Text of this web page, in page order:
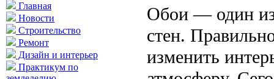
Главная
Новости
Строительство
Ремонт
Дизайн и интерьер
Практикум по
Обои — один
стен.
изменить